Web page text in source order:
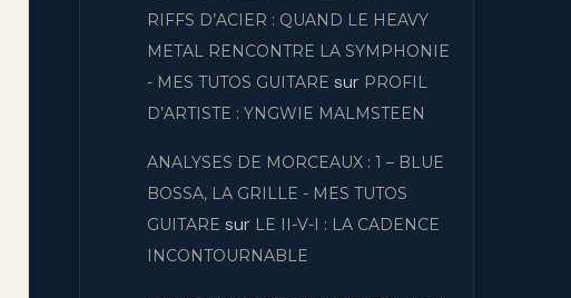
RIFFS D’ACIER : QUAND LE HEAVY
METAL RENCONTRE LA SYMPHONIE
- MES TUTOS GUITARE sur PROFIL
D’ARTISTE : YNGWIE MALMSTEEN
ANALYSES DE MORCEAUX : 1 – BLUE
BOSSA, LA GRILLE - MES TUTOS
GUITARE sur LE II-V-I : LA CADENCE
INCONTOURNABLE